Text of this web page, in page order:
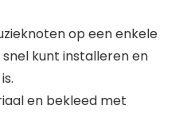
op een enkele
kunt installeren en
en bekleed met